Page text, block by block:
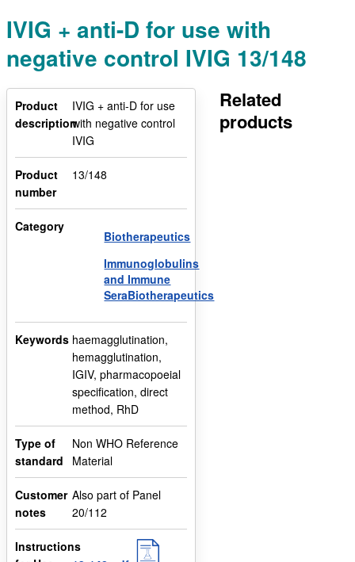
IVIG + anti-D for use with
negative control IVIG 13/148
Product
description
IVIG + anti-D for use
with negative control
IVIG
Product
number
13/148
Category
Biotherapeutics
Immunoglobulins
and Immune
SeraBiotherapeutics
Keywords haemagglutination,
hemagglutination,
IGIV, pharmacopoeial
specification, direct
method, RhD
Type of
standard
Non WHO Reference
Material
Customer
notes
Also part of Panel
20/112
Instructions
Related
products